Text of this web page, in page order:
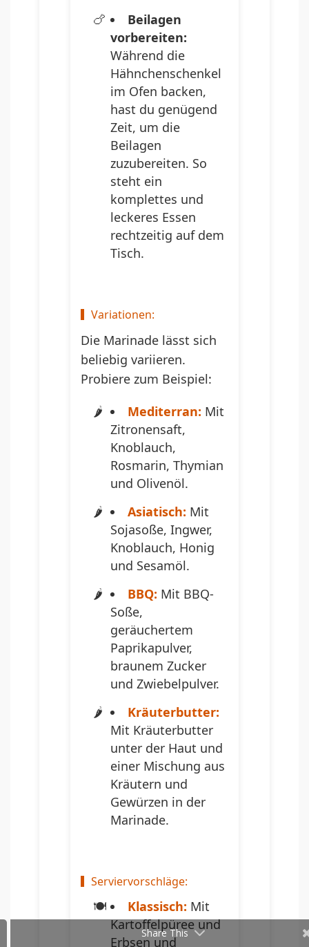
Beilagen
vorbereiten:
Während die
Hähnchenschenkel
im Ofen backen,
hast du genügend
Zeit, um die
Beilagen
zuzubereiten. So
steht ein
komplettes und
leckeres Essen
rechtzeitig auf dem
Tisch.
Variationen:
Die Marinade lässt sich
beliebig variieren.
Probiere zum Beispiel:
Mediterran: Mit
Zitronensaft,
Knoblauch,
Rosmarin, Thymian
und Olivenöl.
Asiatisch: Mit
Sojasoße, Ingwer,
Knoblauch, Honig
und Sesamöl.
BBQ: Mit BBQ-
Soße,
geräuchertem
Paprikapulver,
braunem Zucker
und Zwiebelpulver.
Kräuterbutter:
Mit Kräuterbutter
unter der Haut und
einer Mischung aus
Kräutern und
Gewürzen in der
Marinade.
Serviervorschläge:
Klassisch: Mit
Kartoffelpüree und
Erbsen und
Share This